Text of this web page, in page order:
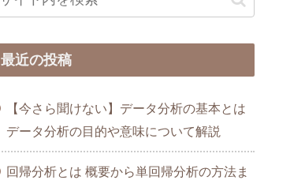
最近の投稿
【今さら聞けない】データ分析の基本とは
データ分析の目的や意味について解説
回帰分析とは 概要から単回帰分析の方法ま